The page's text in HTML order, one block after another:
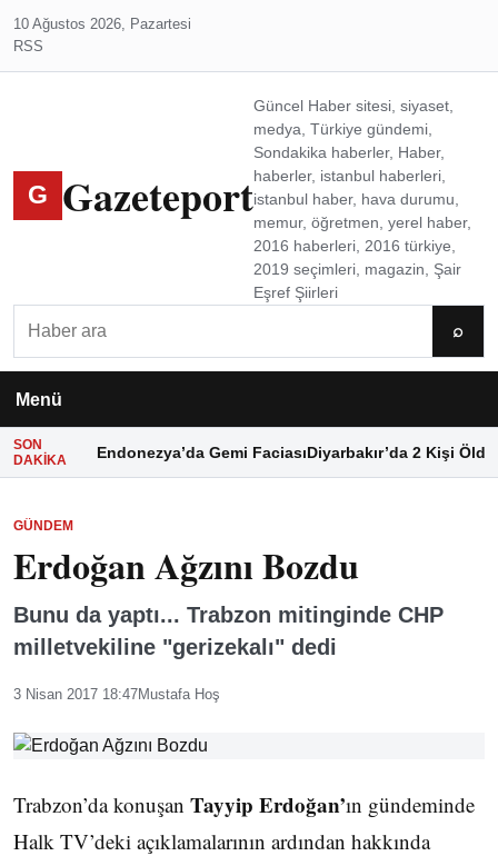
10 Ağustos 2026, Pazartesi
RSS
G Gazeteport
Güncel Haber sitesi, siyaset,
medya, Türkiye gündemi,
Sondakika haberler, Haber,
haberler, istanbul haberleri,
istanbul haber, hava durumu,
memur, öğretmen, yerel haber,
2016 haberleri, 2016 türkiye,
2019 seçimleri, magazin, Şair
Eşref Şiirleri
⌕
Menü
SON
DAKIKA
Endonezya’da Gemi FaciasıDiyarbakır’da 2 Kişi Öldü
GÜNDEM
Erdoğan Ağzını Bozdu
Bunu da yaptı... Trabzon mitinginde CHP
milletvekiline "gerizekalı" dedi
3 Nisan 2017 18:47Mustafa Hoş
Trabzon’da konuşan Tayyip Erdoğan’ın gündeminde
Halk TV’deki açıklamalarının ardından hakkında